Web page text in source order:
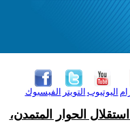
الفيسبوك التويتر اليوتيوب
الحوار المتمدن،